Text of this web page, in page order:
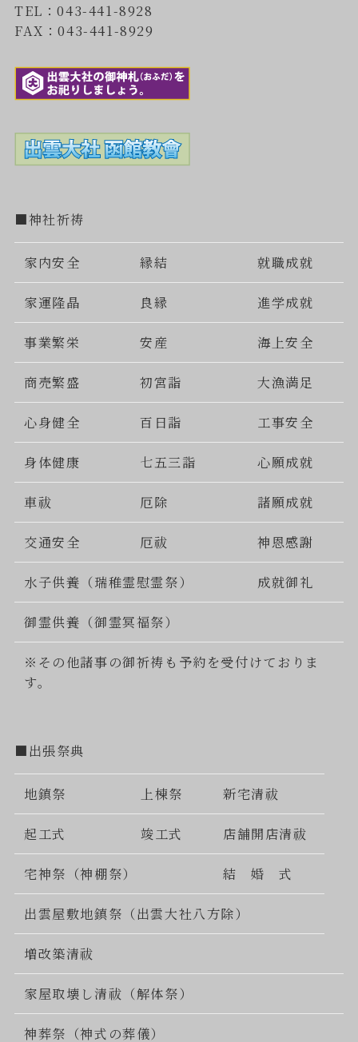
TEL：043-441-8928
FAX：043-441-8929
■神社祈祷
家内安全 縁結 就職成就
家運隆晶 良縁 進学成就
事業繁栄 安産 海上安全
商売繁盛 初宮詣 大漁満足
心身健全 百日詣 工事安全
身体健康 七五三詣 心願成就
車祓 厄除 諸願成就
交通安全 厄祓 神恩感謝
水子供養（瑞稚霊慰霊祭） 成就御礼
御霊供養（御霊冥福祭）
※その他諸事の御祈祷も予約を受付けておりま
す。
■出張祭典
地鎮祭 上棟祭 新宅清祓
起工式 竣工式 店舗開店清祓
宅神祭（神棚祭） 結 婚 式
出雲屋敷地鎮祭（出雲大社八方除）
増改築清祓
家屋取壊し清祓（解体祭）
神葬祭（神式の葬儀）